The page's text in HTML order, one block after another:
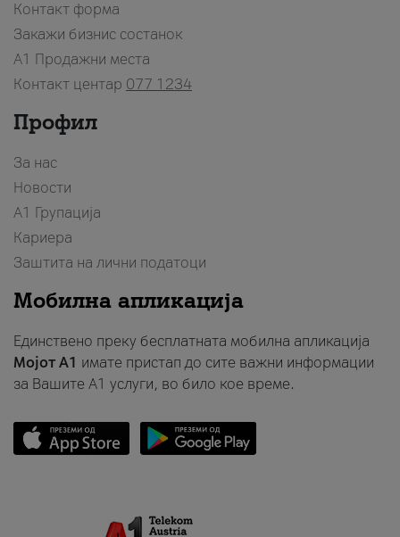
Контакт форма
Закажи бизнис состанок
A1 Продажни места
Контакт центар 077 1234
Профил
За нас
Новости
А1 Групација
Кариера
Заштита на лични податоци
Мобилна апликација
Единствено преку бесплатната мобилна апликација
Мојот A1 имате пристап до сите важни информации
за Вашите A1 услуги, во било кое време.